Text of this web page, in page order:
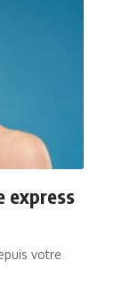
express
votre